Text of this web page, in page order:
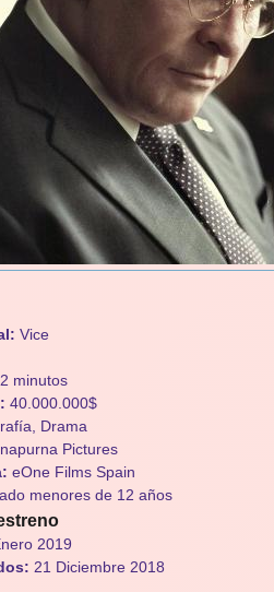
Vice
minutos
40.000.000$
Drama
Pictures
eOne Films Spain
menores de 12 años
2019
21 Diciembre 2018